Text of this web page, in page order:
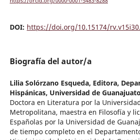
DOI: https://doi.org/10.15174/
Biografía del autor/a
Lilia Solórzano Esqueda, Editora,
Hispánicas, Universidad de
Doctora en Literatura por la
Metropolitana, maestra en Filosofía y
Españolas por la Universidad de
de tiempo completo en el